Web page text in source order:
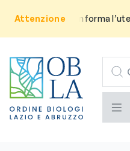
Attenzione
Avviso: Si informa